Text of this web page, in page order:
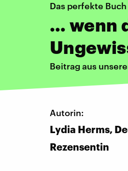
Das perfekte
… wenn
Beitrag aus
Autorin:
Lydia Herms,
Rezensentin